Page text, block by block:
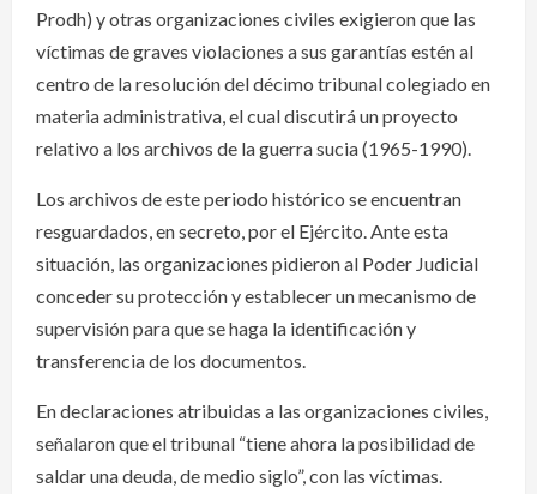
Prodh) y otras organizaciones civiles exigieron que las
víctimas de graves violaciones a sus garantías estén al
centro de la resolución del décimo tribunal colegiado en
materia administrativa, el cual discutirá un proyecto
relativo a los archivos de la guerra sucia (1965-1990).
Los archivos de este periodo histórico se encuentran
resguardados, en secreto, por el Ejército. Ante esta
situación, las organizaciones pidieron al Poder Judicial
conceder su protección y establecer un mecanismo de
supervisión para que se haga la identificación y
transferencia de los documentos.
En declaraciones atribuidas a las organizaciones civiles,
señalaron que el tribunal “tiene ahora la posibilidad de
saldar una deuda, de medio siglo”, con las víctimas.